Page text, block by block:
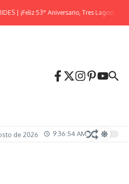
¡Feliz 53° Aniversario, Tres Lagos! ¡Llega
de 2026 9:36:55 AM